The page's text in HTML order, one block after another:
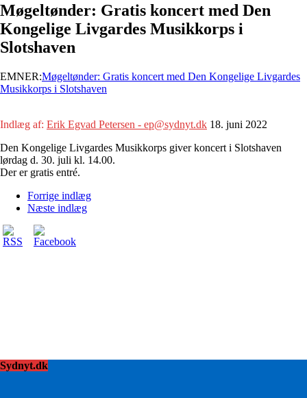
Møgeltønder: Gratis koncert med Den
Kongelige Livgardes Musikkorps i
Slotshaven
EMNER:Møgeltønder: Gratis koncert med Den Kongelige Livgardes
Musikkorps i Slotshaven
Indlæg af: Erik Egvad Petersen - ep@sydnyt.dk 18. juni 2022
Den Kongelige Livgardes Musikkorps giver koncert i Slotshaven
lørdag d. 30. juli kl. 14.00.
Der er gratis entré.
Forrige indlæg
Næste indlæg
Sydnyt.dk